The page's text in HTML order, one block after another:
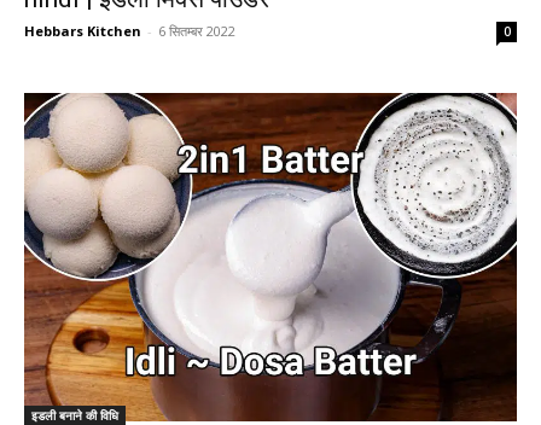
Hebbars Kitchen - 6 सितम्बर 2022 0
इडली बनाने की विधि